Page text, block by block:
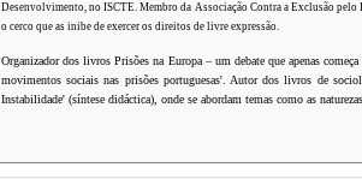
Desenvolvimento, no ISCTE. Membro da Associação Contra a Exclusão
o cerco que as inibe de exercer os direitos de livre expressão.
Organizador dos livros Prisões na Europa – um debate que apenas
movimentos sociais nas prisões portuguesas'. Autor dos livros de
Instabilidade' (síntese didáctica), onde se abordam temas como as